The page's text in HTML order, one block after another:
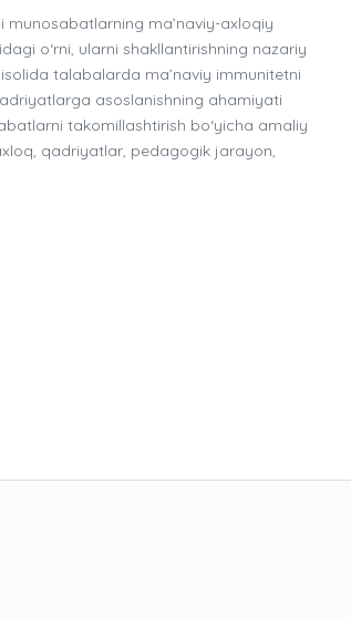
munosabatlarning ma’naviy-axloqiy
o‘rni, ularni shakllantirishning nazariy
talabalarda ma’naviy immunitetni
asoslanishning ahamiyati
takomillashtirish bo‘yicha amaliy
qadriyatlar, pedagogik jarayon,